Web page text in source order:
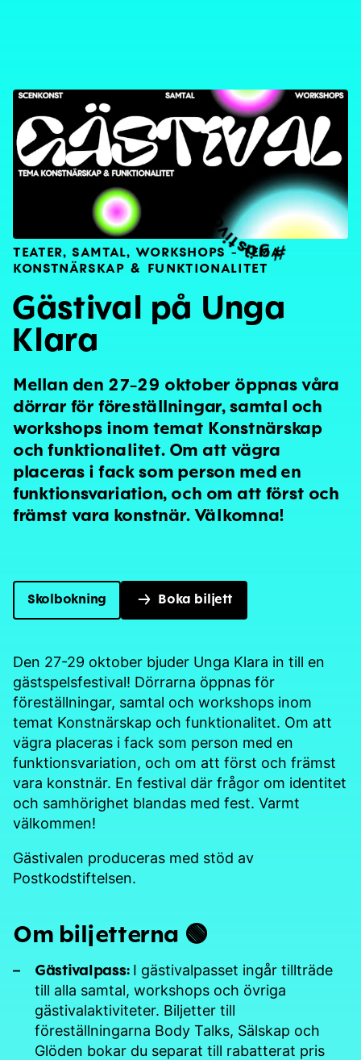
#
gästival
TEATER, SAMTAL, WORKSHOPS – TEMA
KONSTNÄRSKAP & FUNKTIONALITET
Gästival på Unga
Klara
Mellan den 27-29 oktober öppnas våra
dörrar för föreställningar, samtal och
workshops inom temat Konstnärskap
och funktionalitet. Om att vägra
placeras i fack som person med en
funktionsvariation, och om att först och
främst vara konstnär. Välkomna!
Den 27-29 oktober bjuder Unga Klara in till en
gästspelsfestival! Dörrarna öppnas för
föreställningar, samtal och workshops inom
temat Konstnärskap och funktionalitet. Om att
vägra placeras i fack som person med en
funktionsvariation, och om att först och främst
vara konstnär. En festival där frågor om identitet
och samhörighet blandas med fest. Varmt
välkommen!
Gästivalen produceras med stöd av
Postkodstiftelsen.
Om biljetterna 🟢
Gästivalpass:I gästivalpasset ingår tillträde
till alla samtal, workshops och övriga
gästivalaktiviteter. Biljetter till
föreställningarna Body Talks, Sälskap och
Glöden bokar du separat till rabatterat pris
Skolbokning Boka biljett